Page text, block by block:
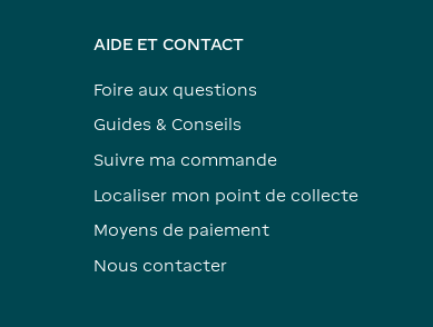
AIDE ET CONTACT
Foire aux questions
Guides & Conseils
Suivre ma commande
Localiser mon point de collecte
Moyens de paiement
Nous contacter